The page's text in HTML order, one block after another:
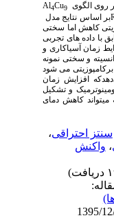
Al4Cu 9 الگوی
اساس نتایج مدل
کاهش اما سختی
با داده های تجربی
زمان آسیاکاری و
و سختی نمونه
کامپوزیتی می شود
افزایش زمان
و تشکیل
کاهش دمای
احتراقی،
واکنش